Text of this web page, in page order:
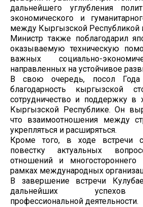
дальнейшего углубления
экономического и
между Кыргызской Республикой
Министр также поблагодарил
оказываемую техническую
важных социально-
направленных на устойчивое
В свою очередь, посол
благодарность кыргызской
сотрудничество и поддержку в
Кыргызской Республике. Он
что взаимоотношения между
укрепляться и расширяться.
Кроме того, в ходе встречи
повестку актуальных
отношений и многостороннего
рамках международных
В завершение встречи
дальнейших
профессиональной деятельности.